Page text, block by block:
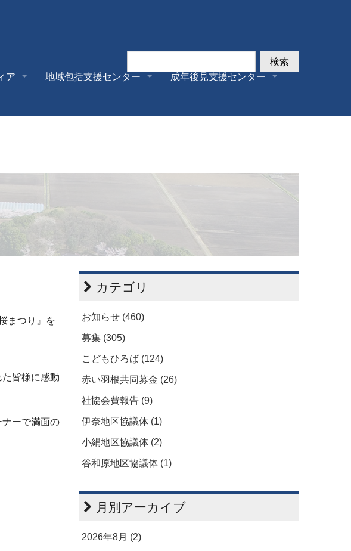
ア 地域包括支援センター
成年後見支援センター
検索
まつり』を
皆様に感動
ーで満面の
カテゴリ
お知らせ (460)
募集 (305)
こどもひろば (124)
赤い羽根共同募金 (26)
社協会費報告 (9)
伊奈地区協議体 (1)
小絹地区協議体 (2)
谷和原地区協議体 (1)
月別アーカイブ
2026年8月 (2)